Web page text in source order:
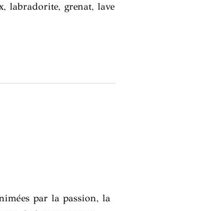
labradorite, grenat, lave
par la passion, la